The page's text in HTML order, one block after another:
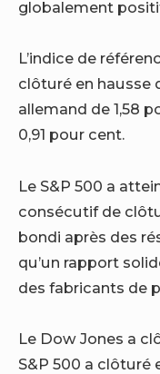
globalement
L’indice de
clôturé en hausse
allemand de 1,58
0,91 pour cent.
Le S&P 500 a
consécutif de
bondi après des
qu’un rapport
des fabricants de
Le Dow Jones a
S&P 500 a clôturé